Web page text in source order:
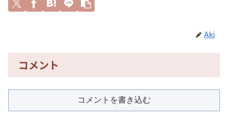
Aki
コメント
コメントを書き込む